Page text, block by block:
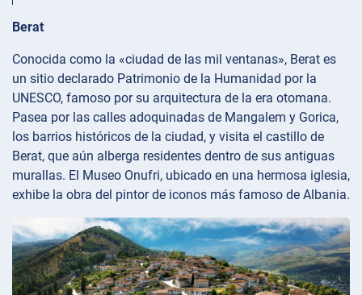
Berat
Conocida como la «ciudad de las mil ventanas», Berat es
un sitio declarado Patrimonio de la Humanidad por la
UNESCO, famoso por su arquitectura de la era otomana.
Pasea por las calles adoquinadas de Mangalem y Gorica,
los barrios históricos de la ciudad, y visita el castillo de
Berat, que aún alberga residentes dentro de sus antiguas
murallas. El Museo Onufri, ubicado en una hermosa iglesia,
exhibe la obra del pintor de iconos más famoso de Albania.